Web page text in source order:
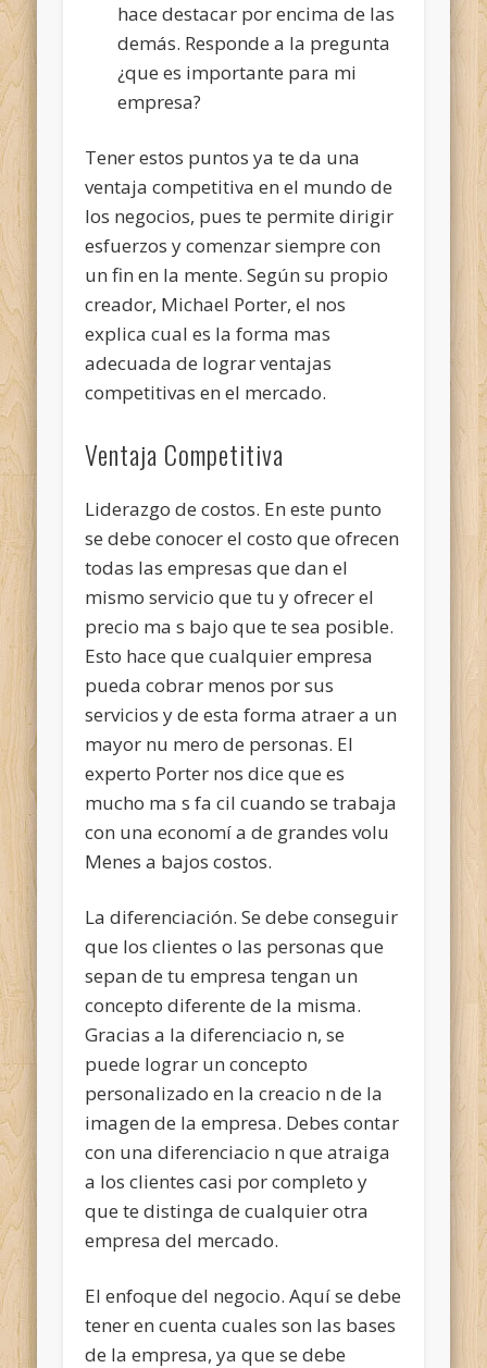
hace destacar por encima de las
demás. Responde a la pregunta
¿que es importante para mi
empresa?
Tener estos puntos ya te da una
ventaja competitiva en el mundo de
los negocios, pues te permite dirigir
esfuerzos y comenzar siempre con
un fin en la mente. Según su propio
creador, Michael Porter, el nos
explica cual es la forma mas
adecuada de lograr ventajas
competitivas en el mercado.
Ventaja Competitiva
Liderazgo de costos. En este punto
se debe conocer el costo que ofrecen
todas las empresas que dan el
mismo servicio que tu y ofrecer el
precio ma s bajo que te sea posible.
Esto hace que cualquier empresa
pueda cobrar menos por sus
servicios y de esta forma atraer a un
mayor nu mero de personas. El
experto Porter nos dice que es
mucho ma s fa cil cuando se trabaja
con una economí a de grandes volu
Menes a bajos costos.
La diferenciación. Se debe conseguir
que los clientes o las personas que
sepan de tu empresa tengan un
concepto diferente de la misma.
Gracias a la diferenciacio n, se
puede lograr un concepto
personalizado en la creacio n de la
imagen de la empresa. Debes contar
con una diferenciacio n que atraiga
a los clientes casi por completo y
que te distinga de cualquier otra
empresa del mercado.
El enfoque del negocio. Aquí se debe
tener en cuenta cuales son las bases
de la empresa, ya que se debe